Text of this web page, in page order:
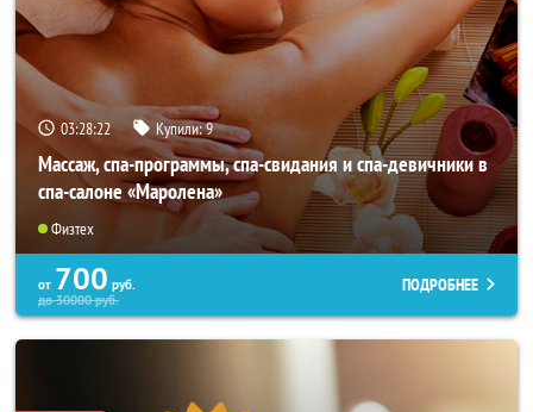
03:28:21 Купили:9
Массаж, спа-программы, спа-свидания и спа-девичники в
спа-салоне «Маролена»
Физтех
от 700 руб.
до30000руб.
ПОДРОБНЕЕ